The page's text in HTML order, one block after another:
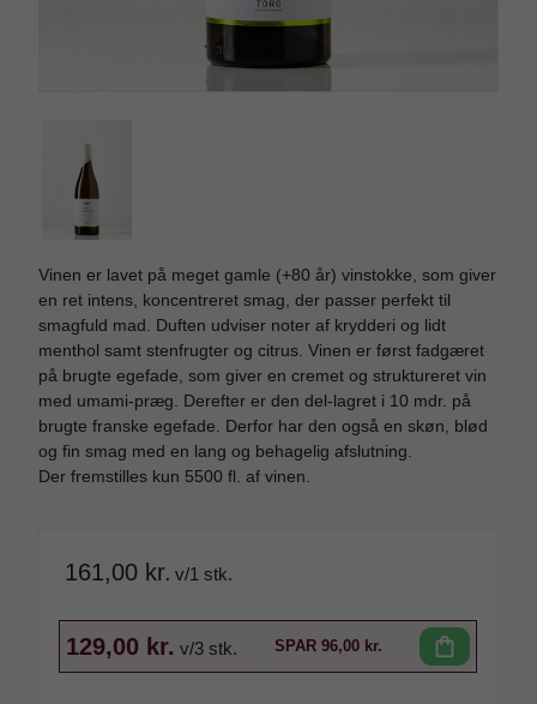
Vinen er lavet på meget gamle (+80 år) vinstokke, som giver
en ret intens, koncentreret smag, der passer perfekt til
smagfuld mad. Duften udviser noter af krydderi og lidt
menthol samt stenfrugter og citrus. Vinen er først fadgæret
på brugte egefade, som giver en cremet og struktureret vin
med umami-præg. Derefter er den del-lagret i 10 mdr. på
brugte franske egefade. Derfor har den også en skøn, blød
og fin smag med en lang og behagelig afslutning.
Der fremstilles kun 5500 fl. af vinen.
161,00 kr. v/1 stk.
129,00 kr. v/3 stk. SPAR 96,00 kr. shopping_bag